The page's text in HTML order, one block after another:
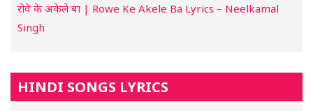
रोवे के अकेले बा | Rowe Ke Akele Ba Lyrics – Neelkamal
Singh
HINDI SONGS LYRICS